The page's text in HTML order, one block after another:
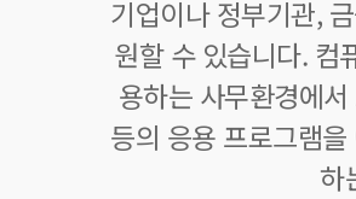
기업이나 정부기관,
원할 수 있습니다. 컴
용하는 사무환경에
등의 응용 프로그램
하